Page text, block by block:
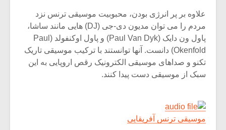
پر انرژی بودن، محبوبیت موسیقی ترنس نزد
مردم را می توان مدیون دی-جی (DJ) هایی مانند ساشا،
پاول ون دایک (Paul Van Dyk) و پاول اوکنفولد (Paul
Okenfold) دانست. آنها توانستند با ترکیب موسیقی تاریک
موسیقی الکترونیک رقص اروپایی به این
دست پیدا کنند.
ترنس آفریقایی